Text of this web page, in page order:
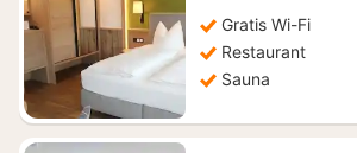
Gratis Wi-Fi
Restaurant
Sauna